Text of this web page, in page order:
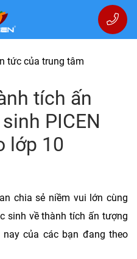
tức của trung tâm
tích ấn
PICEN
lớp 10
chia sẻ niềm vui lớn cùng
sinh về thành tích ấn tượng
của các bạn đang theo